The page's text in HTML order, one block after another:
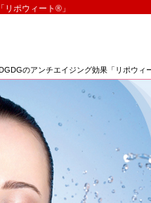
ポウィート®」
のアンチエイジング効果「リポウィ